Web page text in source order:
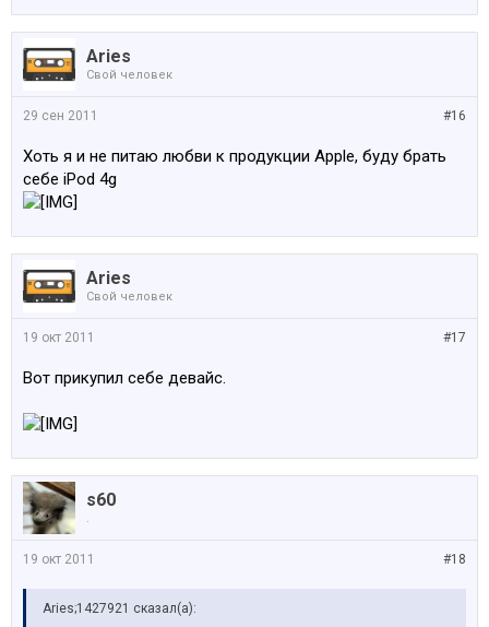
Aries
Свой человек
#16
29 сен 2011
Хоть я и не питаю любви к продукции Apple, буду брать
себе iPod 4g
Aries
Свой человек
#17
19 окт 2011
Вот прикупил себе девайс.
s60
.
#18
19 окт 2011
Aries;1427921 сказал(а):